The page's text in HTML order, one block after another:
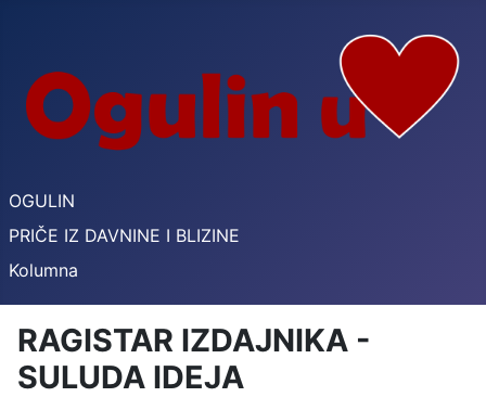
OGULIN
PRIČE IZ DAVNINE I BLIZINE
Kolumna
RAGISTAR IZDAJNIKA -
SULUDA IDEJA